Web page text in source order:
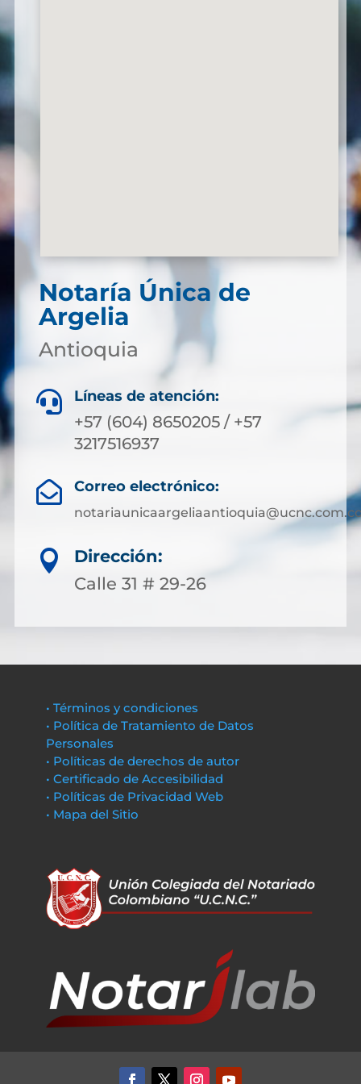
Notaría Única de
Argelia
Antioquia
 Líneas de atención:
+57 (604) 8650205 / +57
3217516937
 Correo electrónico:

Dirección:
Calle 31 # 29-26
• Términos y condiciones
• Política de Tratamiento de Datos
Personales
• Políticas de derechos de autor
• Certificado de Accesibilidad
• Políticas de Privacidad Web
• Mapa del Sitio